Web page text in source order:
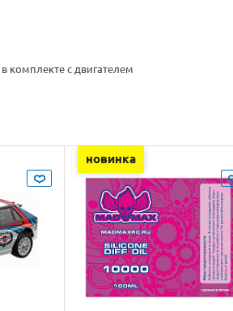
комплекте с двигателем
новинка